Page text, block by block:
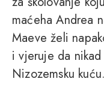
maćeha Andrea
Maeve želi
i vjeruje da
Nizozemsku kuću.